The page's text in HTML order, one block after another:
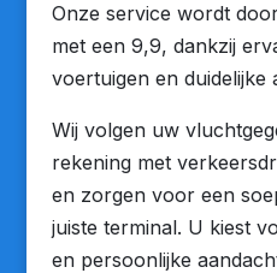
Onze service wordt
met een 9,9, dankzij
voertuigen en duidelijke
Wij volgen uw
rekening met
en zorgen voor een
juiste terminal. U kiest
en persoonlijke